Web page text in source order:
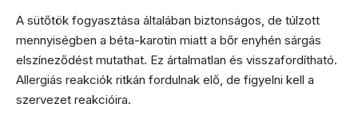
A sütőtök fogyasztása általában biztonságos, de túlzott
mennyiségben a béta-karotin miatt a bőr enyhén sárgás
elszíneződést mutathat. Ez ártalmatlan és visszafordítható.
Allergiás reakciók ritkán fordulnak elő, de figyelni kell a
szervezet reakcióira.